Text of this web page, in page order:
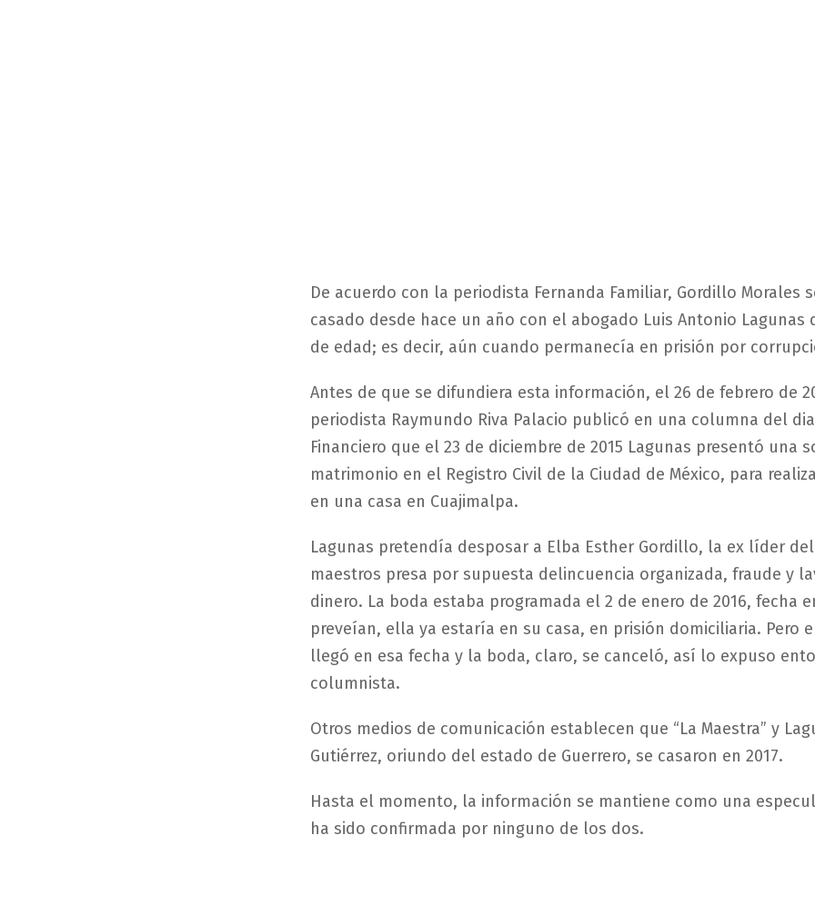
De acuerdo con la periodista Fernanda Familiar, Gordillo Morales
casado desde hace un año con el abogado Luis Antonio Lagunas
de edad; es decir, aún cuando permanecía en prisión por
Antes de que se difundiera esta información, el 26 de febrero de
periodista Raymundo Riva Palacio publicó en una columna del
Financiero que el 23 de diciembre de 2015 Lagunas presentó una
matrimonio en el Registro Civil de la Ciudad de México, para
en una casa en Cuajimalpa.
Lagunas pretendía desposar a Elba Esther Gordillo, la ex líder
maestros presa por supuesta delincuencia organizada, fraude y
dinero. La boda estaba programada el 2 de enero de 2016, fecha
preveían, ella ya estaría en su casa, en prisión domiciliaria. Pero
llegó en esa fecha y la boda, claro, se canceló, así lo expuso
columnista.
Otros medios de comunicación establecen que “La Maestra” y
Gutiérrez, oriundo del estado de Guerrero, se casaron en 2017.
Hasta el momento, la información se mantiene como una
ha sido confirmada por ninguno de los dos.